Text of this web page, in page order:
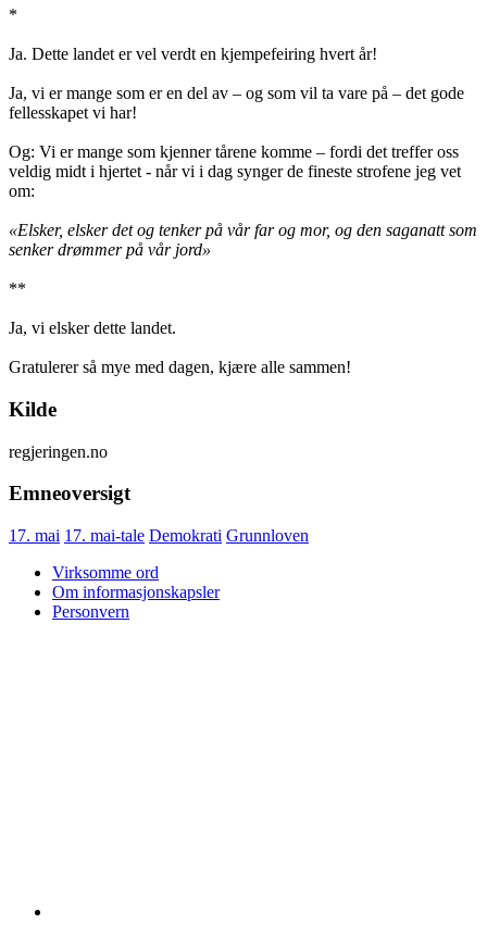
*
Ja. Dette landet er vel verdt en kjempefeiring hvert år!
Ja, vi er mange som er en del av – og som vil ta vare på – det gode
fellesskapet vi har!
Og: Vi er mange som kjenner tårene komme – fordi det treffer oss
veldig midt i hjertet - når vi i dag synger de fineste strofene jeg vet
om:
«Elsker, elsker det og tenker på vår far og mor, og den saganatt som
senker drømmer på vår jord»
**
Ja, vi elsker dette landet.
Gratulerer så mye med dagen, kjære alle sammen!
Kilde
regjeringen.no
Emneoversigt
17. mai 17. mai-tale Demokrati Grunnloven
Virksomme ord
Om informasjonskapsler
Personvern